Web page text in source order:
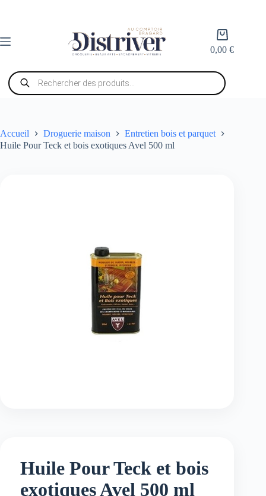
Panier
d’achat
0,00€
Recherche
de
produits
Accueil Droguerie maison
Entretien bois et parquet
Huile Pour Teck et bois exotiques Avel 500 ml
Huile Pour Teck et bois
exotiques Avel 500 ml